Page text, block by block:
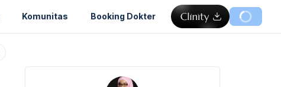
Komunitas Booking Dokter